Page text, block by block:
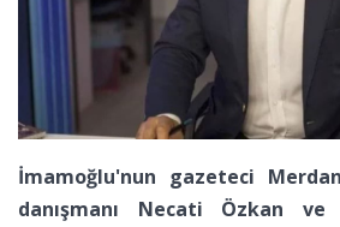
İmamoğlu'nun gazeteci
danışmanı Necati Özkan